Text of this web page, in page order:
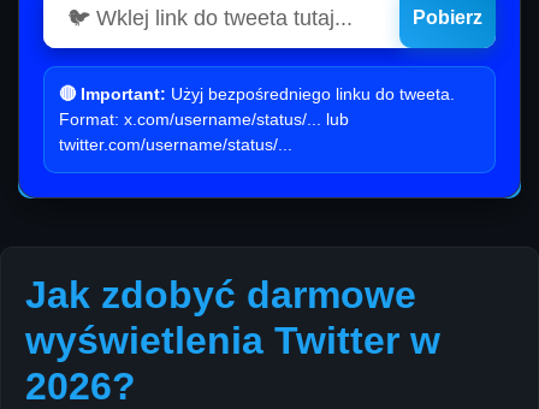
Pobierz
🔴 Important: Użyj bezpośredniego linku do tweeta.
Format: x.com/username/status/... lub
twitter.com/username/status/...
Jak zdobyć darmowe
wyświetlenia Twitter w
2026?